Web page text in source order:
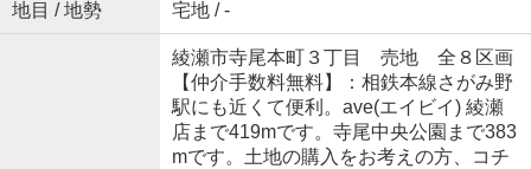
地目 / 地勢 宅地 / -
綾瀬市寺尾本町３丁目 売地 全８区画
【仲介手数料無料】：相鉄本線さがみ野
駅にも近くて便利。ave(エイビイ) 綾瀬
店まで419mです。寺尾中央公園まで383
mです。土地の購入をお考えの方、コチ